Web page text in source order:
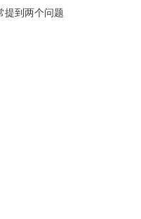
提到两个问题